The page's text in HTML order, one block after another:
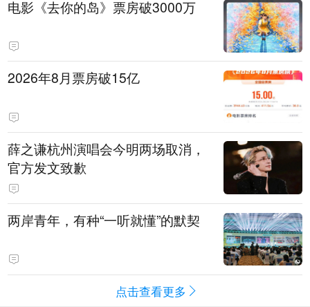
电影《去你的岛》票房破3000万
2026年8月票房破15亿
薛之谦杭州演唱会今明两场取消，
官方发文致歉
两岸青年，有种“一听就懂”的默契
点击查看更多